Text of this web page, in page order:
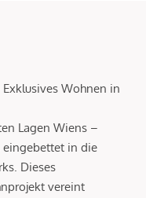
Wohnen in
Lagen Wiens –
eingebettet in die
Dieses
vereint